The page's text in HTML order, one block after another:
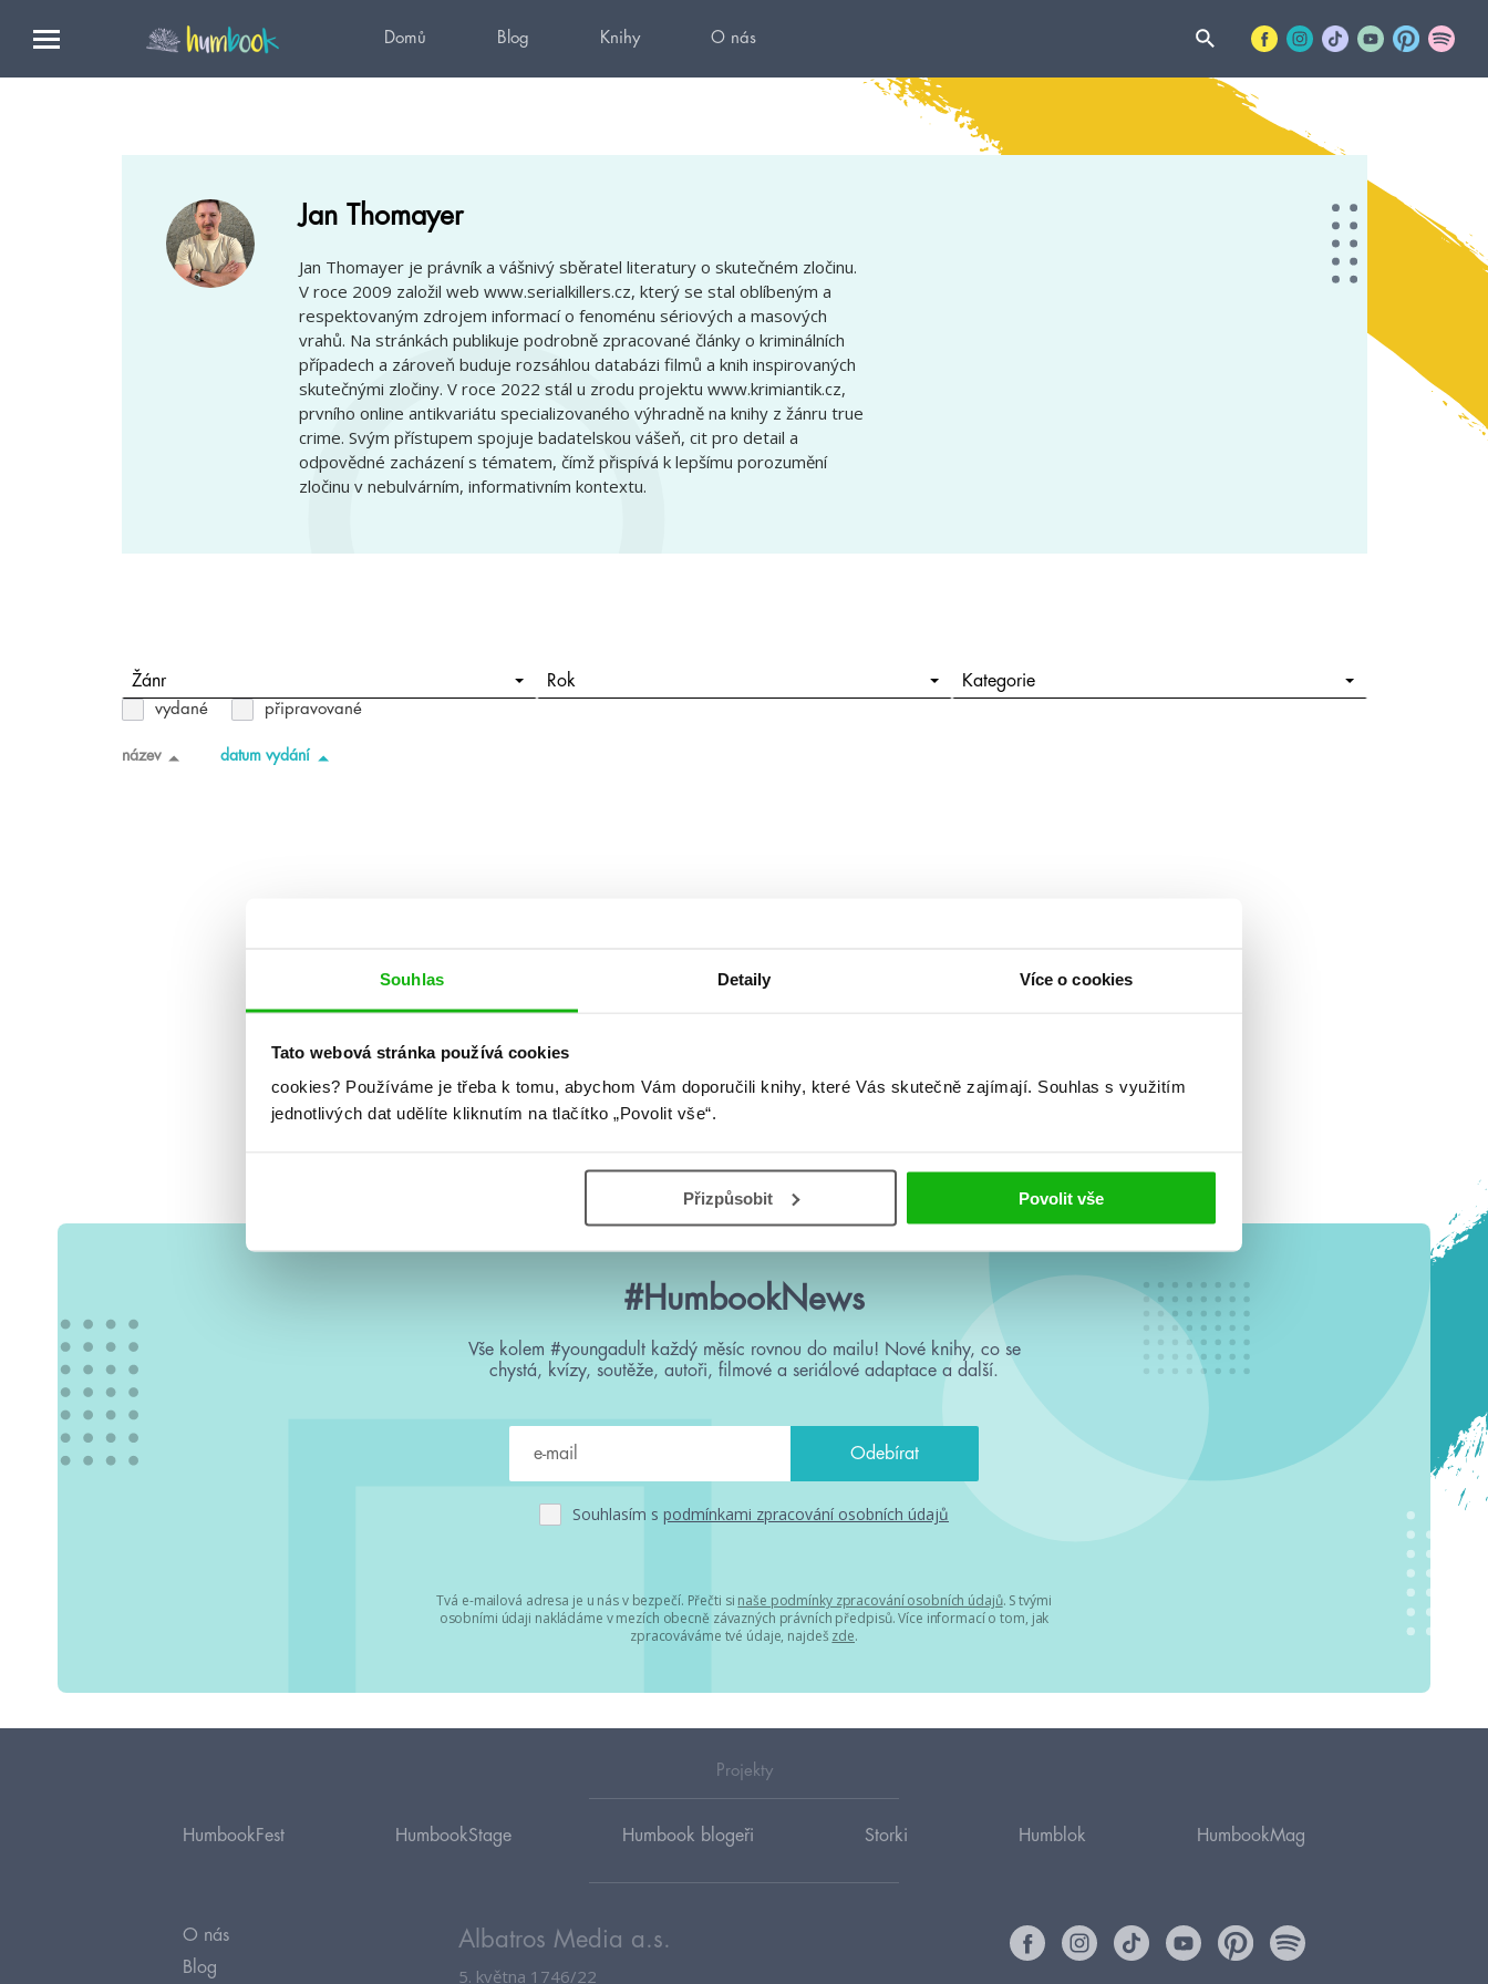
Souhlas Detaily Více o cookies
Tato webová stránka používá cookies
cookies? Používáme je třeba k tomu, abychom Vám doporučili knihy, které Vás skutečně zajímají. Souhlas s využitím
jednotlivých dat udělíte kliknutím na tlačítko „Povolit vše“.
Přizpůsobit Povolit vše
Domů Blog Knihy O nás
Jan Thomayer
Jan Thomayer je právník a vášnivý sběratel literatury o skutečném zločinu.
V roce 2009 založil web www.serialkillers.cz, který se stal oblíbeným a
respektovaným zdrojem informací o fenoménu sériových a masových
vrahů. Na stránkách publikuje podrobně zpracované články o kriminálních
případech a zároveň buduje rozsáhlou databázi filmů a knih inspirovaných
skutečnými zločiny. V roce 2022 stál u zrodu projektu www.krimiantik.cz,
prvního online antikvariátu specializovaného výhradně na knihy z žánru true
crime. Svým přístupem spojuje badatelskou vášeň, cit pro detail a
odpovědné zacházení s tématem, čímž přispívá k lepšímu porozumění
zločinu v nebulvárním, informativním kontextu.
Žánr Rok Kategorie
vydané připravované
název datum vydání
Žádné knihy nenalezeny.
#HumbookNews
Vše kolem #youngadult každý měsíc rovnou do mailu! Nové knihy, co se
chystá, kvízy, soutěže, autoři, filmové a seriálové adaptace a další.
Souhlasím s podmínkami zpracování osobních údajů
Tvá e-mailová adresa je u nás v bezpečí. Přečti si naše podmínky zpracování osobních údajů. S tvými
osobními údaji nakládáme v mezích obecně závazných právních předpisů. Více informací o tom, jak
zpracováváme tvé údaje, najdeš zde.
Projekty
HumbookFest HumbookStage Humbook blogeři Storki Humblok HumbookMag
O nás
Blog
Albatros Media a.s.
5. května 1746/22